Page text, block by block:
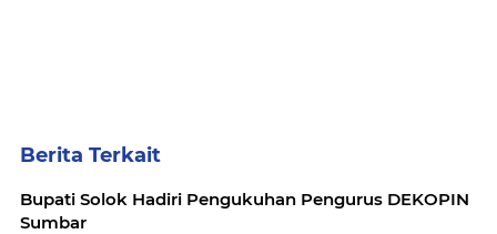
Berita Terkait
Bupati Solok Hadiri Pengukuhan Pengurus DEKOPIN
Sumbar